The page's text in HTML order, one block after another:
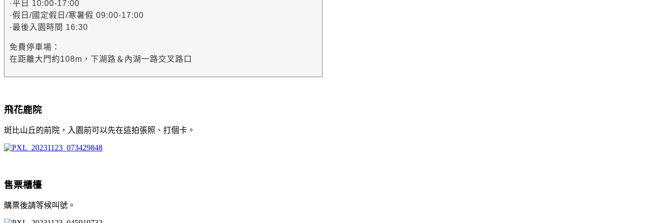
·平日 10:00-17:00
·假日/國定假日/寒暑假 09:00-17:00
·最後入園時間 16:30
免費停車場：
在距離大門約108m，下湖路＆內湖一路交叉路口
飛花鹿院
斑比山丘的前院，入園前可以先在這拍張照、打個卡。
售票櫃檯
購票後請等候叫號。